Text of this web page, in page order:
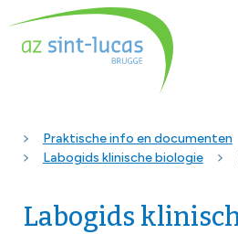
Praktische info en documenten
Labogids klinische biologie
Labogids